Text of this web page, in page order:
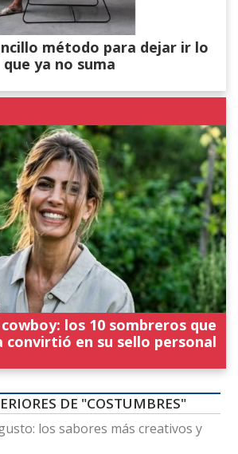
método para dejar ir lo
que ya no suma
los 10 sombreros que
convirtió en su sello personal
DE "COSTUMBRES"
los sabores más creativos y